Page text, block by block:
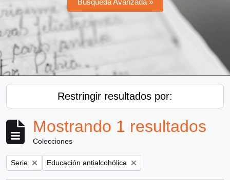
Búsqueda Avanzada »
Restringir resultados por:
Mostrando 1 resultados
Colecciones
Remove filter:
Serie Remove filter:
Educación antialcohólica